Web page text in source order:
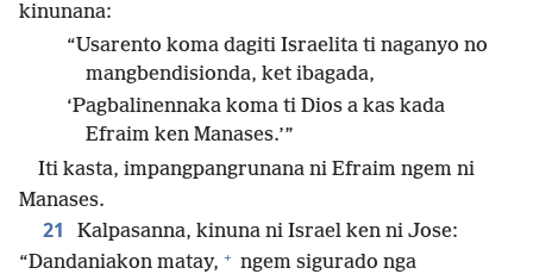
kinunana:
“Usarento koma dagiti Israelita ti naganyo no
mangbendisionda, ket ibagada,
‘Pagbalinennaka koma ti Dios a kas kada
Efraim ken Manases.’”
Iti kasta, impangpangrunana ni Efraim ngem ni
Manases.
21
Kalpasanna, kinuna ni Israel ken ni Jose:
“Dandaniakon matay, + ngem sigurado nga